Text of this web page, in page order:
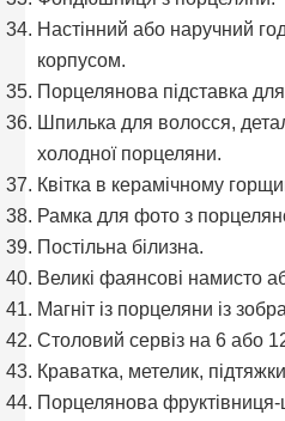
Настінний або наручний
корпусом.
Порцелянова підставка
Шпилька для волосся,
холодної порцеляни.
Квітка в керамічному
Рамка для фото з
Постільна білизна.
Великі фаянсові намисто
Магніт із порцеляни із
Столовий сервіз на 6 або
Краватка, метелик,
Порцелянова фруктівниця-